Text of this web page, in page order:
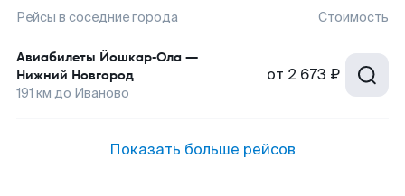
Рейсы в соседние города Стоимость
Авиабилеты Йошкар-Ола —
Нижний Новгород
191 км до Иваново
от 2 673 ₽
Показать больше рейсов